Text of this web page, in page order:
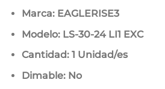
Marca: EAGLERISE3
Modelo: LS-30-24 LI1 EXC
Cantidad: 1 Unidad/es
Dimable: No